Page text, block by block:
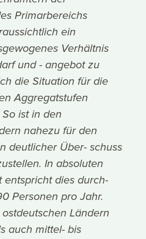
Primarbereichs
ein
Verhältnis
und - angebot zu
die Situation für die
Aggregatstufen
ist in den
nahezu für den
deutlicher Über- schuss
In absoluten
dies durch-
Personen pro Jahr.
Ländern
auch mittel- bis